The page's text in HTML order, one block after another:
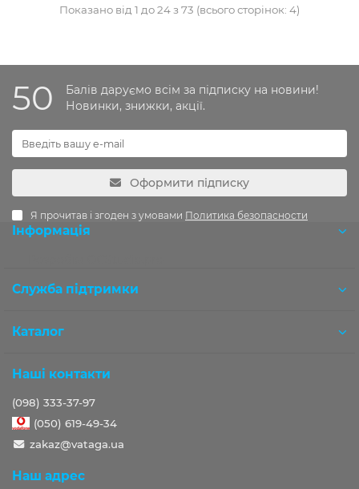
Показано від 1 до 24 з 73 (всього сторінок: 4)
50
Балів даруємо всім за підписку на новини!
Новинки, знижки, акції.
Оформити підписку
Я прочитав і згоден з умовами Политика безопасности
Інформація
Служба підтримки
Каталог
Наші контакти
(098) 333-37-97
(050) 619-49-34
zakaz@vataga.ua
Наш адрес